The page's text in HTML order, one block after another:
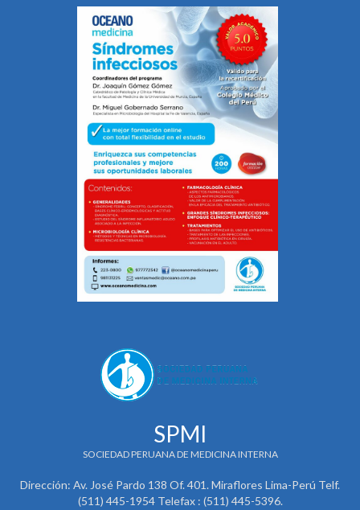
SPMI
SOCIEDAD PERUANA DE MEDICINA INTERNA
Dirección: Av. José Pardo 138 Of. 401. Miraflores Lima-Perú Telf.
(511) 445-1954 Telefax : (511) 445-5396.